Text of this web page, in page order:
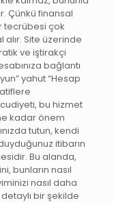
Çünkü finansal
tecrübesi çok
Site üzerinde
ve iştirakçi
bağlantı
yahut “Hesap
bu hizmet
kadar önem
tutun, kendi
itibarın
Bu alanda,
bunların nasıl
nasıl daha
bir şekilde